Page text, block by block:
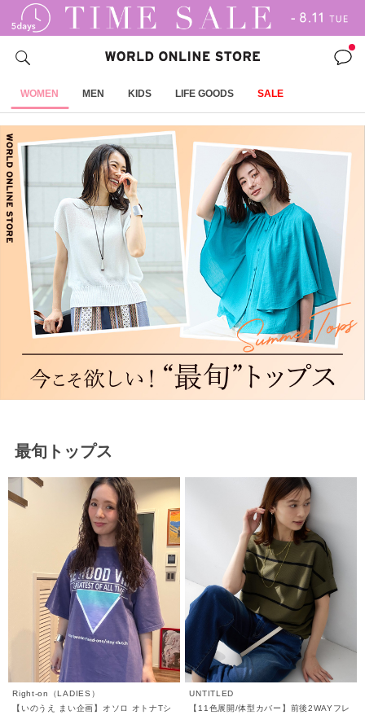
WOMEN MEN KIDS LIFE GOODS SALE
最旬トップス
Right-on（LADIES）
【いのうえ まい企画】オソロ オトナTシ
UNTITLED
【11色展開/体型カバー】前後2WAYフレ